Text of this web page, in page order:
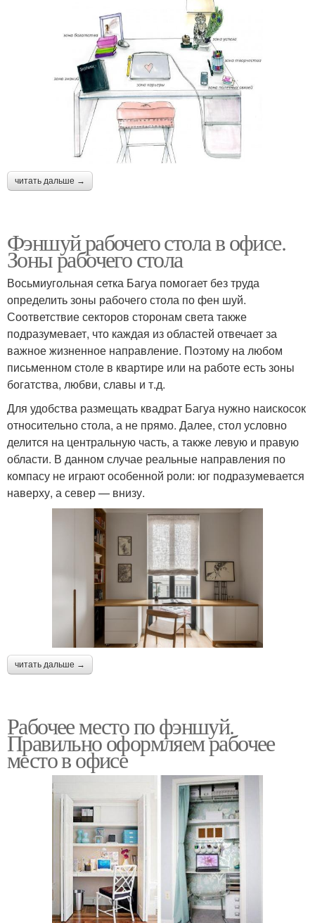
читать дальше →
Фэншуй рабочего стола в офисе.
Зоны рабочего стола
Восьмиугольная сетка Багуа помогает без труда
определить зоны рабочего стола по фен шуй.
Соответствие секторов сторонам света также
подразумевает, что каждая из областей отвечает за
важное жизненное направление. Поэтому на любом
письменном столе в квартире или на работе есть зоны
богатства, любви, славы и т.д.
Для удобства размещать квадрат Багуа нужно наискосок
относительно стола, а не прямо. Далее, стол условно
делится на центральную часть, а также левую и правую
области. В данном случае реальные направления по
компасу не играют особенной роли: юг подразумевается
наверху, а север — внизу.
читать дальше →
Рабочее место по фэншуй.
Правильно оформляем рабочее
место в офисе